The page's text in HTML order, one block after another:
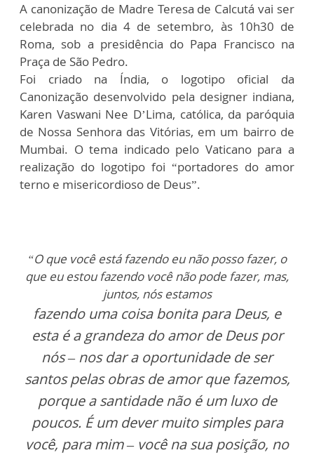
A canonização de Madre Teresa de Calcutá vai ser
celebrada no dia 4 de setembro, às 10h30 de
Roma, sob a presidência do Papa Francisco na
Praça de São Pedro.
Foi criado na Índia, o logotipo oficial da
Canonização desenvolvido pela designer indiana,
Karen Vaswani Nee D’Lima, católica, da paróquia
de Nossa Senhora das Vitórias, em um bairro de
Mumbai. O tema indicado pelo Vaticano para a
realização do logotipo foi “portadores do amor
terno e misericordioso de Deus”.
“O que você está fazendo eu não posso fazer, o
que eu estou fazendo você não pode fazer, mas,
juntos, nós estamos
fazendo uma coisa bonita para Deus, e
esta é a grandeza do amor de Deus por
nós – nos dar a oportunidade de ser
santos pelas obras de amor que fazemos,
porque a santidade não é um luxo de
poucos. É um dever muito simples para
você, para mim – você na sua posição, no